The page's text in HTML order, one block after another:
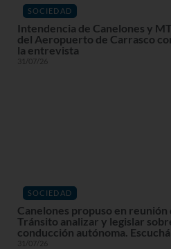
SOCIEDAD
Intendencia de Canelones y
del Aeropuerto de Carrasco
la entrevista
31/07/26
SOCIEDAD
Canelones propuso en
Tránsito analizar y legislar
conducción autónoma.
31/07/26